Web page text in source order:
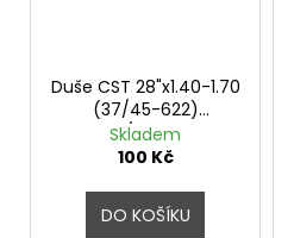
Duše CST 28"x1.40-1.70
(37/45-622)
DV/36mm
Skladem
100 Kč
DO KOŠÍKU